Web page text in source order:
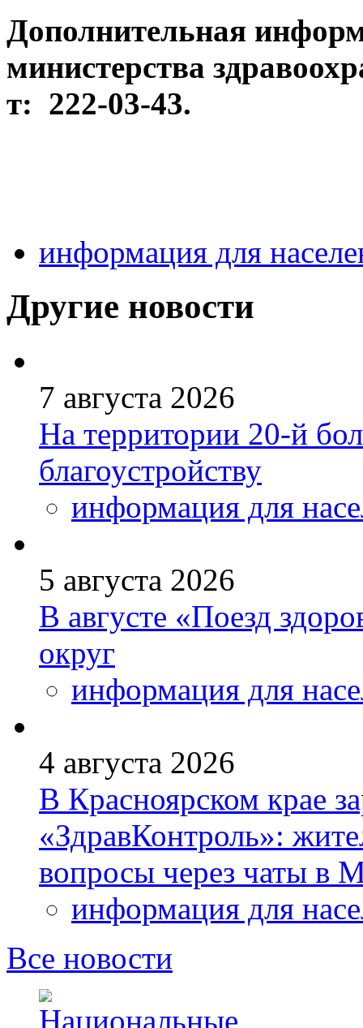
Дополнительная
министерства
т: 222-03-43.
информация для
Другие новости
7 августа 2026
На территории 20-й
благоустройству
информация для
5 августа 2026
В августе «Поезд
округ
информация для
4 августа 2026
В Красноярском крае
«ЗдравКонтроль»:
вопросы через чаты в
информация для
Все новости